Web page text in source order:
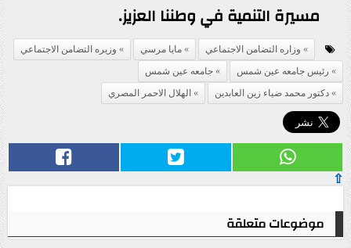
مسيرة التنمية في وطننا العزيز.
وزاره التضامن الاجتماعي مايا مرسي
وزيره التضامن الاجتماعي
رئيس جامعه عين شمس
جامعه عين شمس
دكتور محمد ضياء زين العابدين
الهلال الاحمر المصري
⇧
موضوعات متعلقة